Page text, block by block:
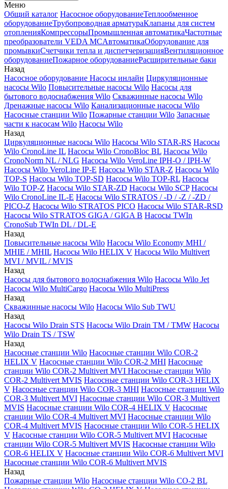
Меню
Общий каталог Насосное оборудованиеТеплообменное
оборудованиеТрубопроводная арматураКлапаны для систем
отопленияКомпрессорыПромышленная автоматикаЧастотные
преобразователи VEDA MCАвтоматикаОборудование для
промывкиСчетчики тепла и диспетчеризацияВентиляционное
оборудованиеПожарное оборудованиеРасширительные баки
Назад
Насосное оборудование Насосы инлайн Циркуляционные
насосы Wilo Повысительные насосы Wilo Насосы для
бытового водоснабжения Wilo Скважинные насосы Wilo
Дренажные насосы Wilo Канализационные насосы Wilo
Насосные станции Wilo Пожарные станции Wilo Запасные
части к насосам Wilo Насосы Wilo
Назад
Циркуляционные насосы Wilo Насосы Wilo STAR-RS Насосы
Wilo CronoLine IL Насосы Wilo CronoBloc BL Насосы Wilo
CronoNorm NL / NLG Насосы Wilo VeroLine IPH-O / IPH-W
Насосы Wilo VeroLine IP-E Насосы Wilo STAR-Z Насосы Wilo
TOP-S Насосы Wilo TOP-SD Насосы Wilo TOP-RL Насосы
Wilo TOP-Z Насосы Wilo STAR-ZD Насосы Wilo SCP Насосы
Wilo CronoLine IL-E Насосы Wilo STRATOS / -D / -Z / -ZD /
PICO-Z Насосы Wilo STRATOS PICO Насосы Wilo STAR-RSD
Насосы Wilo STRATOS GIGA / GIGA B Насосы TWIn
CronoSub TWIn DL / DL-E
Назад
Повысительные насосы Wilo Насосы Wilo Economy MHI /
MHIE / MHIL Насосы Wilo HELIX V Насосы Wilo Multivert
MVI / MVIL / MVIS
Назад
Насосы для бытового водоснабжения Wilo Насосы Wilo Jet
Насосы Wilo MultiCargo Насосы Wilo MultiPress
Назад
Скважинные насосы Wilo Насосы Wilo Sub TWU
Назад
Насосы Wilo Drain STS Насосы Wilo Drain TM / TMW Насосы
Wilo Drain TS / TSW
Назад
Насосные станции Wilo Насосные станции Wilo COR-2
HELIX V Насосные станции Wilo COR-2 MHI Насосные
станции Wilo COR-2 Multivert MVI Насосные станции Wilo
COR-2 Multivert MVIS Насосные станции Wilo COR-3 HELIX
V Насосные станции Wilo COR-3 MHI Насосные станции Wilo
COR-3 Multivert MVI Насосные станции Wilo COR-3 Multivert
MVIS Насосные станции Wilo COR-4 HELIX V Насосные
станции Wilo COR-4 Multivert MVI Насосные станции Wilo
COR-4 Multivert MVIS Насосные станции Wilo COR-5 HELIX
V Насосные станции Wilo COR-5 Multivert MVI Насосные
станции Wilo COR-5 Multivert MVIS Насосные станции Wilo
COR-6 HELIX V Насосные станции Wilo COR-6 Multivert MVI
Насосные станции Wilo COR-6 Multivert MVIS
Назад
Пожарные станции Wilo Насосные станции Wilo CO-2 BL